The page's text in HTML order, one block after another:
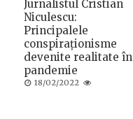
Jurnalistul Cristian
Niculescu:
Principalele
conspiraționisme
devenite realitate în
pandemie
Posted
18/02/2022